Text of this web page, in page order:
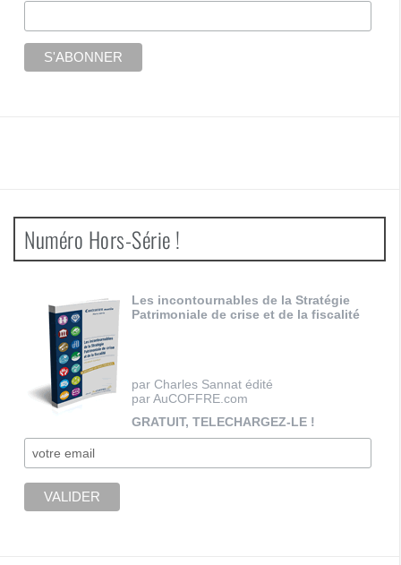
Numéro Hors-Série !
Les incontournables de la Stratégie
Patrimoniale de crise et de la fiscalité
par Charles Sannat édité
par AuCOFFRE.com
GRATUIT, TELECHARGEZ-LE !